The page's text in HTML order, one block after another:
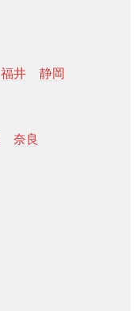
福井 静岡
奈良